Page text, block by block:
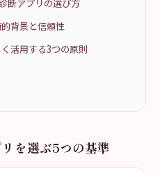
断アプリの選び方
背景と信頼性
活用する3つの原則
を選ぶ5つの基準